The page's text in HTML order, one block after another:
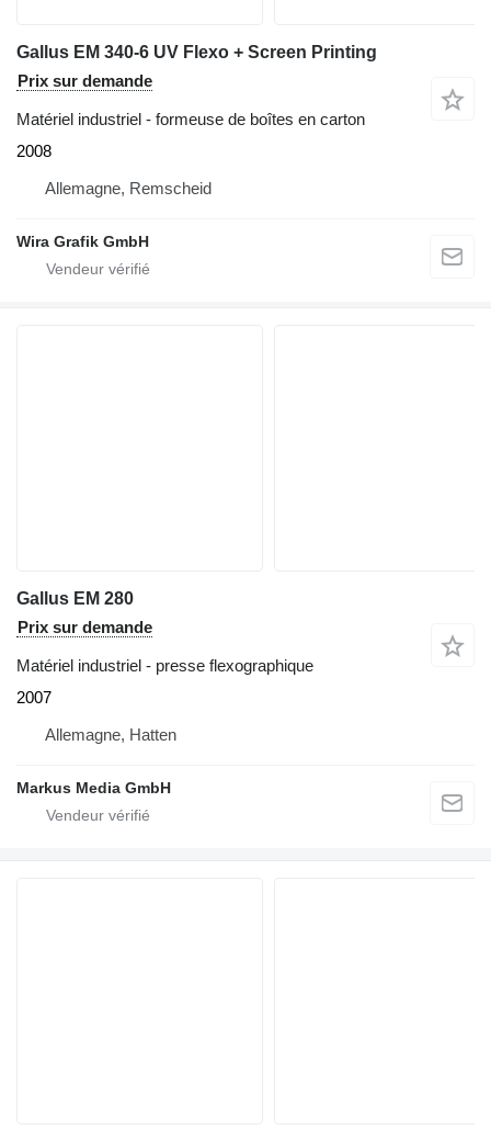
Gallus EM 340-6 UV Flexo + Screen Printing
Prix sur demande
Matériel industriel - formeuse de boîtes en carton
2008
Allemagne, Remscheid
Wira Grafik GmbH
Gallus EM 280
Prix sur demande
Matériel industriel - presse flexographique
2007
Allemagne, Hatten
Markus Media GmbH